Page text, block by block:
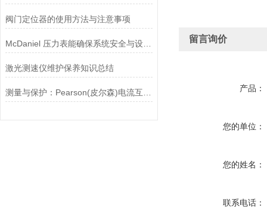
阀门定位器的使用方法与注意事项
McDaniel 压力表能确保系统安全与设备寿命延长
激光测速仪维护保养知识总结
留言询价
产品：
您的单位：
您的姓名：
联系电话：